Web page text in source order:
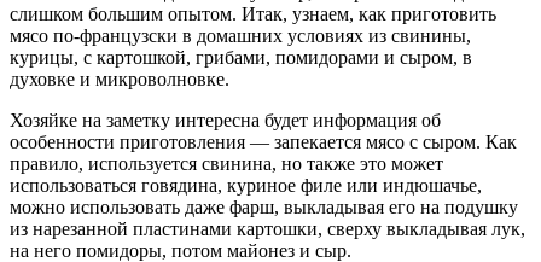
слишком большим опытом. Итак, узнаем, как приготовить
мясо по-французски в домашних условиях из свинины,
курицы, с картошкой, грибами, помидорами и сыром, в
духовке и микроволновке.
Хозяйке на заметку интересна будет информация об
особенности приготовления — запекается мясо с сыром. Как
правило, используется свинина, но также это может
использоваться говядина, куриное филе или индюшачье,
можно использовать даже фарш, выкладывая его на подушку
из нарезанной пластинами картошки, сверху выкладывая лук,
на него помидоры, потом майонез и сыр.